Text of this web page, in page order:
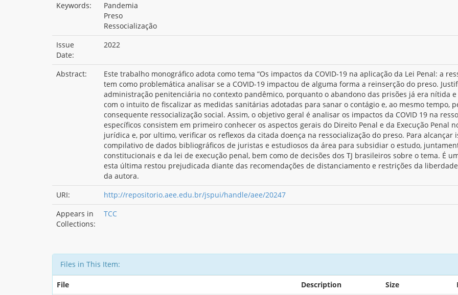
Keywords:
Pandemia
Preso
Ressocialização
Issue
Date:
2022
Abstract:
Este trabalho monográfico adota como tema “Os impactos da COVID-19 na aplicação da Lei Penal: a
tem como problemática analisar se a COVID-19 impactou de alguma forma a reinserção do preso.
administração penitenciária no contexto pandêmico, porquanto o abandono das prisões já era nítida
com o intuito de fiscalizar as medidas sanitárias adotadas para sanar o contágio e, ao mesmo tempo,
consequente ressocialização social. Assim, o objetivo geral é analisar os impactos da COVID 19 na
específicos consistem em primeiro conhecer os aspectos gerais do Direito Penal e da Execução Penal
jurídica e, por ultimo, verificar os reflexos da citada doença na ressocialização do preso. Para alcançar
compilativo de dados bibliográficos de juristas e estudiosos da área para subsidiar o estudo,
constitucionais e da lei de execução penal, bem como de decisões dos TJ brasileiros sobre o tema. É
esta última restou prejudicada diante das recomendações de distanciamento e restrições da
da autora.
URI:
http://repositorio.aee.edu.br/jspui/handle/aee/20247
Appears in
Collections:
TCC
Files in This Item:
File Description Size